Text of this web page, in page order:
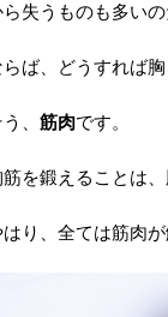
失うものも多いの
らば、どうすれば
、 筋肉です。
筋を鍛えることは
り、全ては筋肉